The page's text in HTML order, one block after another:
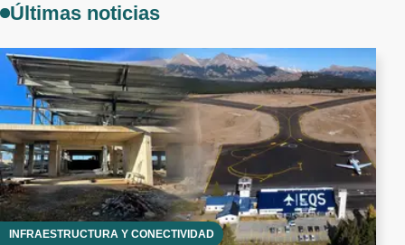
Últimas noticias
INFRAESTRUCTURA Y CONECTIVIDAD